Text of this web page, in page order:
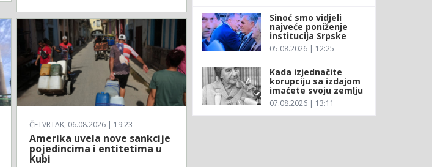
ČETVRTAK, 06.08.2026 | 19:23
Amerika uvela nove sankcije
pojedincima i entitetima u
Kubi
Sinoć smo vidjeli
najveće poniženje
institucija Srpske
05.08.2026 | 12:25
Kada izjednačite
korupciju sa izdajom
imaćete svoju zemlju
07.08.2026 | 13:11